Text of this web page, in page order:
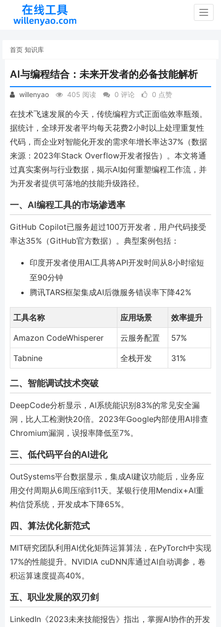
首页 知识库
AI与编程结合：未来开发者的必备技能解析
willenyao 405 阅读 0 评论 0 点赞
在技术飞速发展的今天，传统编程方式正面临效率瓶颈。
据统计，全球开发者平均每天花费2小时以上处理重复性
代码，而企业对智能化开发的需求年增长率达37%（数据
来源：2023年Stack Overflow开发者报告）。本文将通
过真实案例与行业数据，揭示AI如何重塑编程工作流，并
为开发者提供可落地的技能升级路径。
一、AI编程工具的市场渗透率
GitHub Copilot已服务超过100万开发者，用户代码接受
率达35%（GitHub官方数据）。典型案例包括：
印度开发者使用AI工具将API开发时间从8小时缩短
至90分钟
腾讯TARS框架集成AI后微服务错误率下降42%
工具名称 应用场景 效率提升
Amazon CodeWhisperer 云服务配置 57%
Tabnine 全栈开发 31%
二、智能调试技术突破
DeepCode分析显示，AI系统能识别83%的常见安全漏
洞，比人工检测快20倍。2023年Google内部使用AI排查
Chromium漏洞，误报率降低至7%。
三、低代码平台的AI进化
OutSystems平台数据显示，集成AI建议功能后，业务应
用交付周期从6周压缩到11天。某银行使用Mendix+AI重
构信贷系统，开发成本下降65%。
四、算法优化新范式
MIT研究团队利用AI优化矩阵运算算法，在PyTorch中实现
17%的性能提升。NVIDIA cuDNN库通过AI自动调参，卷
积运算速度提高40%。
五、职业发展的双刃剑
LinkedIn《2023未来技能报告》指出，掌握AI协作的开发